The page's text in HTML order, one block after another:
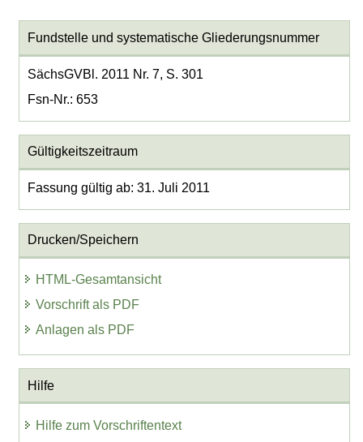
Fundstelle und systematische Gliederungsnummer
SächsGVBl. 2011 Nr. 7, S. 301
Fsn-Nr.: 653
Gültigkeitszeitraum
Fassung gültig ab: 31. Juli 2011
Drucken/Speichern
HTML-Gesamtansicht
Vorschrift als PDF
Anlagen als PDF
Hilfe
Hilfe zum Vorschriftentext